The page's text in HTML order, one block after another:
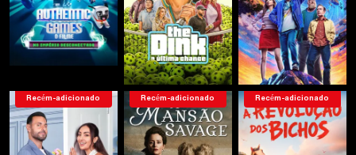
Recém-adicionado Recém-adicionado Recém-adicionado